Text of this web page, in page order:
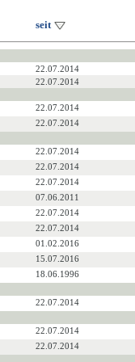
seit
22.07.2014
22.07.2014
22.07.2014
22.07.2014
22.07.2014
22.07.2014
22.07.2014
07.06.2011
22.07.2014
22.07.2014
01.02.2016
15.07.2016
18.06.1996
22.07.2014
22.07.2014
22.07.2014